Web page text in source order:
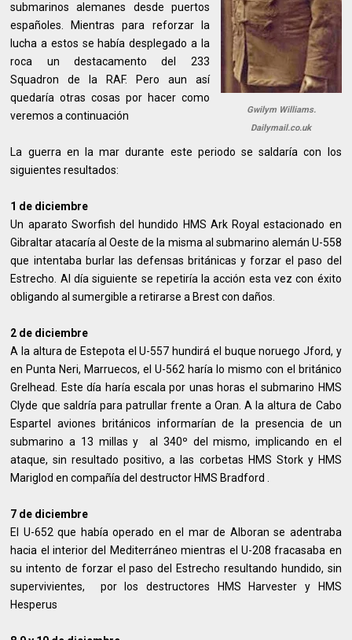
Gwilym Williams.
Dailymail.co.uk
submarinos alemanes desde puertos
españoles. Mientras para reforzar la
lucha a estos se había desplegado a la
roca un destacamento del 233
Squadron de la RAF. Pero aun así
quedaría otras cosas por hacer como
veremos a continuación
La guerra en la mar durante este periodo se saldaría con los
siguientes resultados:
1 de diciembre
Un aparato Sworfish del hundido HMS Ark Royal estacionado en
Gibraltar atacaría al Oeste de la misma al submarino alemán U-558
que intentaba burlar las defensas británicas y forzar el paso del
Estrecho. Al día siguiente se repetiría la acción esta vez con éxito
obligando al sumergible a retirarse a Brest con daños.
2 de diciembre
A la altura de Estepota el U-557 hundirá el buque noruego Jford, y
en Punta Neri, Marruecos, el U-562 haría lo mismo con el británico
Grelhead. Este día haría escala por unas horas el submarino HMS
Clyde que saldría para patrullar frente a Oran. A la altura de Cabo
Espartel aviones británicos informarían de la presencia de un
submarino a 13 millas y al 340º del mismo, implicando en el
ataque, sin resultado positivo, a las corbetas HMS Stork y HMS
Mariglod en compañía del destructor HMS Bradford .
7 de diciembre
El U-652 que había operado en el mar de Alboran se adentraba
hacia el interior del Mediterráneo mientras el U-208 fracasaba en
su intento de forzar el paso del Estrecho resultando hundido, sin
supervivientes, por los destructores HMS Harvester y HMS
Hesperus